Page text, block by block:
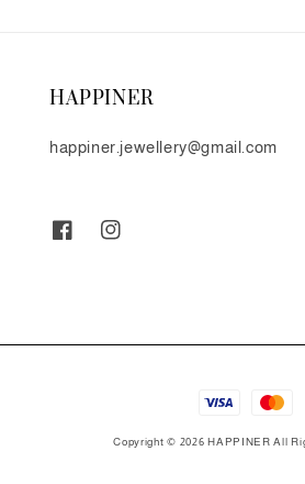
HAPPINER
happiner.jewellery@gmail.com
Copyright © 2026 HAPPINER All